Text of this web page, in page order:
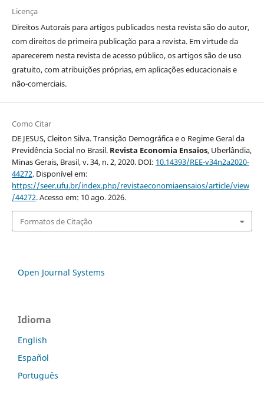
Licença
Direitos Autorais para artigos publicados nesta revista são do autor,
com direitos de primeira publicação para a revista. Em virtude da
aparecerem nesta revista de acesso público, os artigos são de uso
gratuito, com atribuições próprias, em aplicações educacionais e
não-comerciais.
Como Citar
DE JESUS, Cleiton Silva. Transição Demográfica e o Regime Geral da
Previdência Social no Brasil. Revista Economia Ensaios, Uberlândia,
Minas Gerais, Brasil, v. 34, n. 2, 2020. DOI: 10.14393/REE-v34n2a2020-
44272. Disponível em:
https://seer.ufu.br/index.php/revistaeconomiaensaios/article/view
/44272. Acesso em: 10 ago. 2026.
Formatos de Citação
Open Journal Systems
Idioma
English
Español
Português